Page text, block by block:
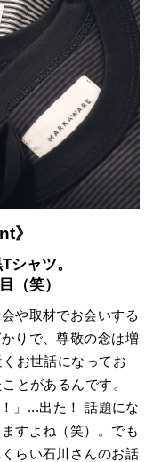
》
シャツ。
（笑）
や取材でお会いする
りで、尊敬の念は増
お世話になってお
とがあるんです。
」...出た！ 話題にな
すよね（笑）。でも
らい石川さんのお話